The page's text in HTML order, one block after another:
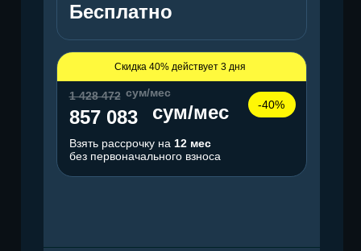
Бесплатно
Взять рассрочку на 12 мес
без первоначального взноса
1 428 472
сум/мес
сум/мес
857 083
Скидка 40% действует 3 дня
-40%